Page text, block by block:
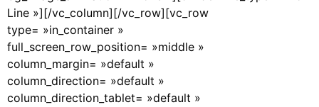
Line »][/vc_column][/vc_row][vc_row
type= »in_container »
full_screen_row_position= »middle »
column_margin= »default »
column_direction= »default »
column_direction_tablet= »default »